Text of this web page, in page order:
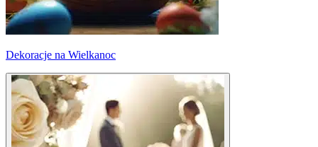
Dekoracje na Wielkanoc